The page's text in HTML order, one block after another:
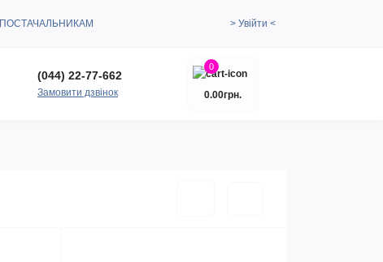
ПОСТАЧАЛЬНИКАМ > Увійти <
(044) 22-77-662
Замовити дзвінок
0
0.00грн.